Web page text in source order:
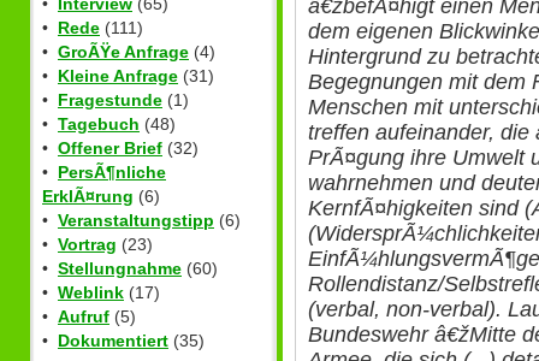
• Rede (111)
• GroÃŸe Anfrage (4)
• Kleine Anfrage (31)
• Fragestunde (1)
• Tagebuch (48)
• Offener Brief (32)
• PersÃ¶nliche
ErklÃ¤rung (6)
• Veranstaltungstipp (6)
• Vortrag (23)
• Stellungnahme (60)
• Weblink (17)
• Aufruf (5)
• Dokumentiert (35)
â€žbefÃ¤higt einen
dem eigenen
Hintergrund zu
Begegnungen mit dem
Menschen mit
treffen aufeinander,
PrÃ¤gung ihre Umwelt
wahrnehmen und
KernfÃ¤higkeiten sind
Rollendistanz/
(verbal, non-verbal).
Bundeswehr â€žMitte